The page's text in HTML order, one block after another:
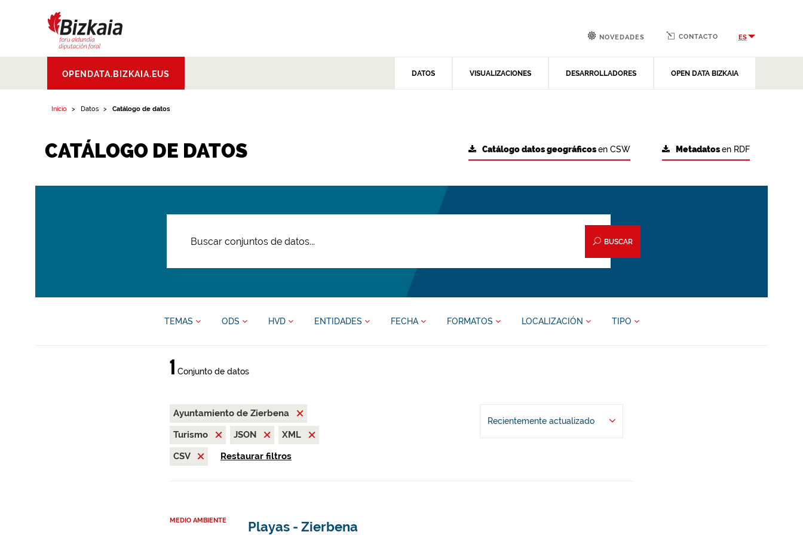
Aldundia.Diputacion
Foral de Bizkaia
OPENDATA.BIZKAIA.EUS DATOS VISUALIZACIONES DESARROLLADORES OPEN DATA BIZKAIA
NOVEDADES CONTACTO ES
Inicio Datos Catálogo de datos
CATÁLOGO DE DATOS Metadatosen RDF
Catálogo datos geográficosen CSW
BUSCAR
TEMAS ODS HVD ENTIDADES FECHA FORMATOS LOCALIZACIÓN TIPO
1 Conjunto de datos
Ayuntamiento de Zierbena
Turismo
JSON
XML
CSV
Restaurar filtros
Recientemente actualizado
MEDIO AMBIENTE Playas - Zierbena